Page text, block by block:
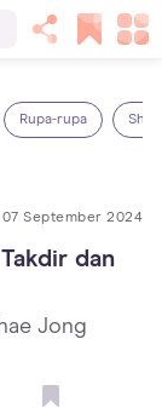
Rupa-rupa
07 September 2024
dan
Jong